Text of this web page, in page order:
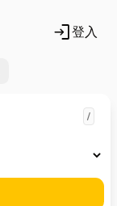
login登入
/